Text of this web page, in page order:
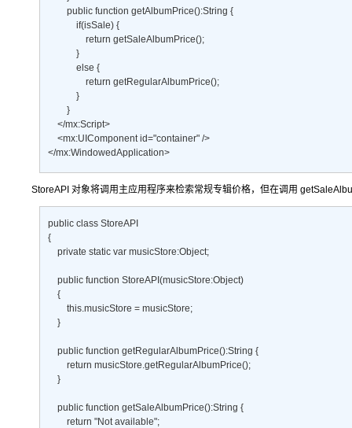
        public function getAlbumPrice():String {
            if(isSale) {
                return getSaleAlbumPrice();
            }
            else {
                return getRegularAlbumPrice();
            }
        }
    </mx:Script>
    <mx:UIComponent id="container" />
</mx:WindowedApplication>
StoreAPI 对象将调用主应用程序来检索常规专辑价格，但在调用
public class StoreAPI
{
    private static var musicStore:Object;
    public function StoreAPI(musicStore:Object)
    {
        this.musicStore = musicStore;
    }
    public function getRegularAlbumPrice():String {
        return musicStore.getRegularAlbumPrice();
    }
    public function getSaleAlbumPrice():String {
        return "Not available";